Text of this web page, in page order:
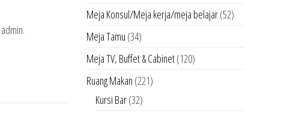
Meja Konsul/Meja kerja/meja belajar(52)
Meja Tamu (34)
Meja TV, Buffet & Cabinet(120)
Ruang Makan (221)
Kursi Bar(32)